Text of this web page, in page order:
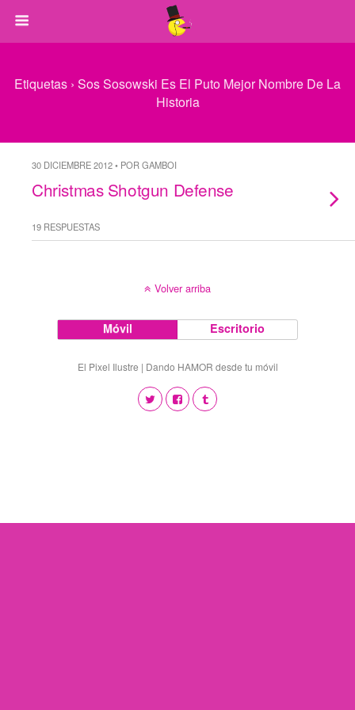
Etiquetas › Sos Sosowski Es El Puto Mejor Nombre De La
Historia
30 DICIEMBRE 2012 • POR GAMBOI
Christmas Shotgun Defense
19 RESPUESTAS
Volver arriba
Móvil Escritorio
El Pixel Ilustre | Dando HAMOR desde tu móvil